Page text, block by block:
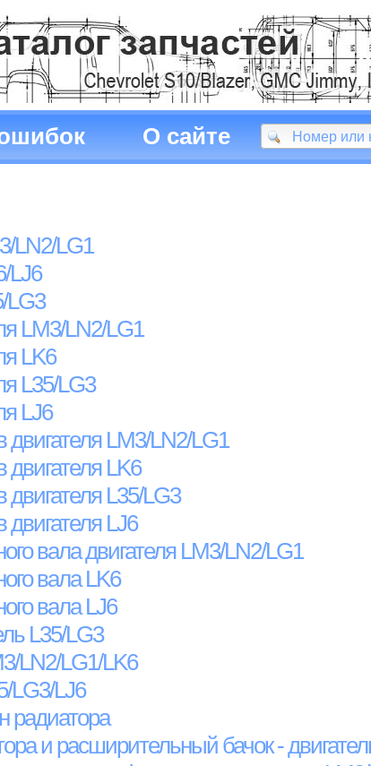
О сайте
LN2/LG1
LJ6
LG3
LM3/LN2/LG1
LK6
L35/LG3
LJ6
двигателя LM3/LN2/LG1
двигателя LK6
L35/LG3
двигателя LJ6
вала двигателя LM3/LN2/LG1
вала LK6
вала LJ6
L35/LG3
LN2/LG1/LK6
LG3/LJ6
радиатора
и расширительный бачок -